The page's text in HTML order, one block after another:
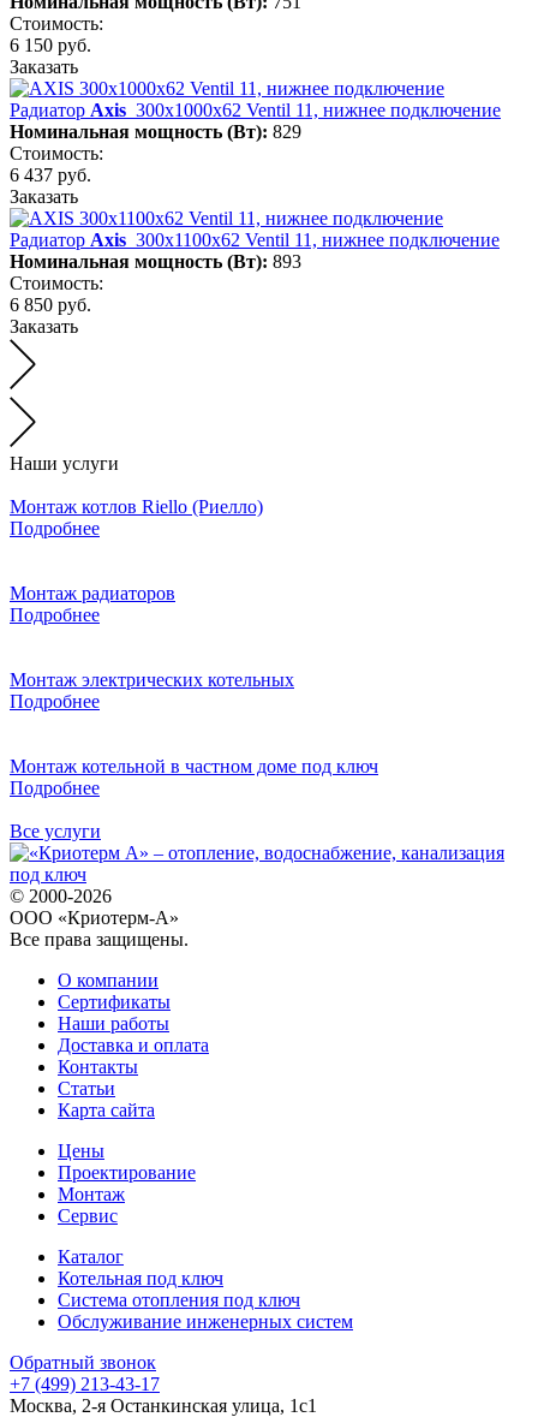
Стоимость:
6 150 руб.
Заказать
Радиатор Axis 300х1000х62 Ventil 11, нижнее подключение
Номинальная мощность (Вт): 829
Стоимость:
6 437 руб.
Заказать
Радиатор Axis 300х1100х62 Ventil 11, нижнее подключение
Номинальная мощность (Вт): 893
Стоимость:
6 850 руб.
Заказать
Наши услуги
Монтаж котлов Riello (Риелло)
Подробнее
Монтаж радиаторов
Подробнее
Монтаж электрических котельных
Подробнее
Монтаж котельной в частном доме под ключ
Подробнее
Все услуги
© 2000-2026
ООО «Криотерм-А»
Все права защищены.
О компании
Сертификаты
Наши работы
Доставка и оплата
Контакты
Статьи
Карта сайта
Цены
Проектирование
Монтаж
Сервис
Каталог
Котельная под ключ
Система отопления под ключ
Обслуживание инженерных систем
Обратный звонок
+7 (499) 213-43-17
Москва, 2-я Останкинская улица, 1с1